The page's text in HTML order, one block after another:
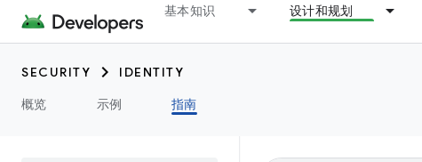
基本知识 设计和规划
SECURITY
IDENTITY
概览
示例 指南